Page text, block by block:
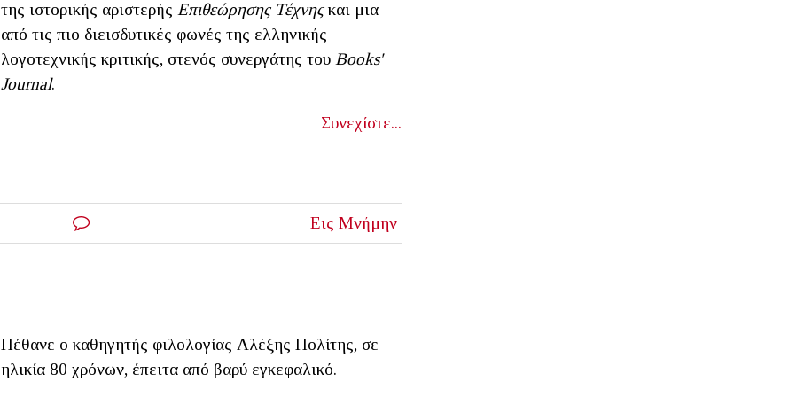
της ιστορικής αριστερής Επιθεώρησης Τέχνηςκαι μια
από τις πιο διεισδυτικές φωνές της ελληνικής
λογοτεχνικής κριτικής, στενός συνεργάτης του Books'
Journal.
Συνεχίστε...
Εις Μνήμην
Πέθανε ο καθηγητής φιλολογίας Αλέξης Πολίτης, σε
ηλικία 80 χρόνων, έπειτα από βαρύ εγκεφαλικό.